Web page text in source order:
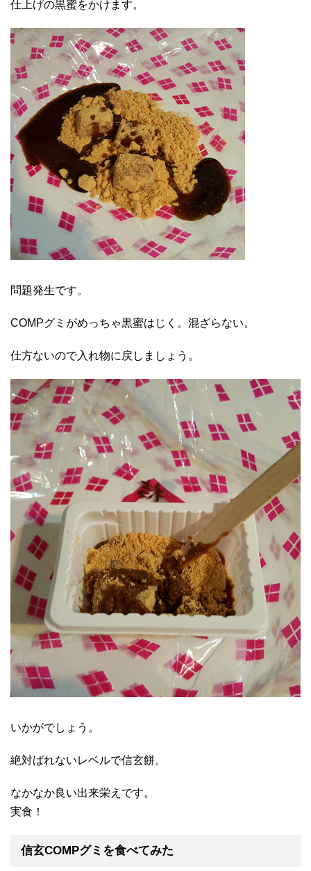
仕上げの黒蜜をかけます。
問題発生です。
COMPグミがめっちゃ黒蜜はじく。混ざらない。
仕方ないので入れ物に戻しましょう。
いかがでしょう。
絶対ばれないレベルで信玄餅。
なかなか良い出来栄えです。
実食！
信玄COMPグミを食べてみた